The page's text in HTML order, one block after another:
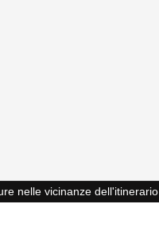
nelle vicinanze dell'itinerario